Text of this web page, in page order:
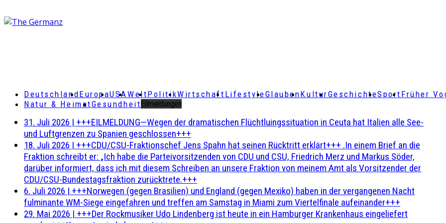
DeutschlandEuropaUSAWeltPolitikWirtschaft LifestyleGlaubenKulturGeschichteSport Früher
Natur & HeimatGesundheit Eilmeldungen
31. Juli 2026 | +++EILMELDUNG—Wegen der dramatischen Flüchtluingssituation in Ceuta hat Italien alle See-
und Luftgrenzen zu Spanien geschlossen+++
18. Juli 2026 | +++CDU/CSU-Fraktionschef Jens Spahn hat seinen Rücktritt erklärt+++ .In einem Brief an die
Fraktion schreibt er: „Ich habe die Parteivorsitzenden von CDU und CSU, Friedrich Merz und Markus Söder,
darüber informiert, dass ich mit diesem Schreiben an unsere Fraktion von meinem Amt als Vorsitzender der
CDU/CSU-Bundestagsfraktion zurücktrete.+++
6. Juli 2026 | +++Norwegen (gegen Brasilien) und England (gegen Mexiko) haben in der vergangenen Nacht
fulminante WM-Siege eingefahren und treffen am Samstag in Miami zum Viertelfinale aufeinander+++
29. Mai 2026 | +++Der Rockmusiker Udo Lindenberg ist heute in ein Hamburger Krankenhaus eingeliefert